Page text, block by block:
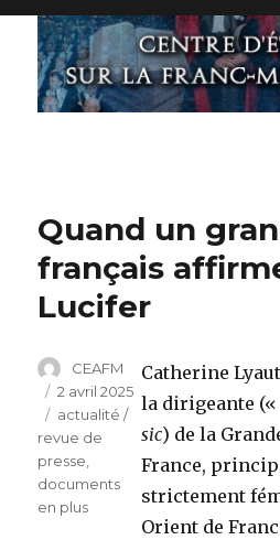
Quand un
français
Lucifer
Catherine
la dirigeante
sic) de la
France,
strictement
Orient de
Auteur
CEAFM
Publié
le
2 avril 2025
Catégories
actualité /
revue de
presse,
documents
en plus